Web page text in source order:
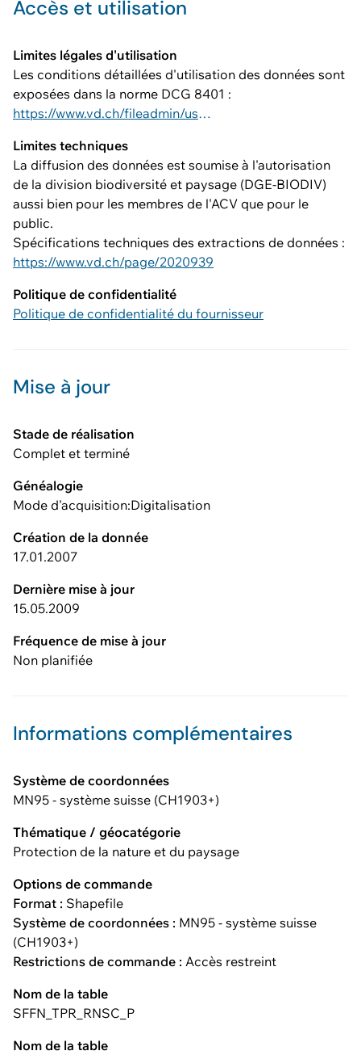
Accès et utilisation
Limites légales d'utilisation
Les conditions détaillées d'utilisation des données sont
exposées dans la norme DCG 8401 :
https://www.vd.ch/fileadmin/user_upload/dinf/8000/8401.pdf
Limites techniques
La diffusion des données est soumise à l'autorisation
de la division biodiversité et paysage (DGE-BIODIV)
aussi bien pour les membres de l'ACV que pour le
public.
Spécifications techniques des extractions de données :
https://www.vd.ch/page/2020939
Politique de confidentialité
Politique de confidentialité du fournisseur
Mise à jour
Stade de réalisation
Complet et terminé
Généalogie
Mode d'acquisition:Digitalisation
Création de la donnée
17.01.2007
Dernière mise à jour
15.05.2009
Fréquence de mise à jour
Non planifiée
Informations complémentaires
Système de coordonnées
MN95 - système suisse (CH1903+)
Thématique / géocatégorie
Protection de la nature et du paysage
Options de commande
Format : Shapefile
Système de coordonnées : MN95 - système suisse
(CH1903+)
Restrictions de commande : Accès restreint
Nom de la table
SFFN_TPR_RNSC_P
Nom de la table